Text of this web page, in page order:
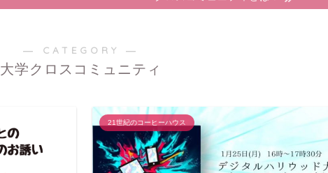
― CATEGORY ―
大学クロスコミュニティ
21世紀のコーヒーハウス